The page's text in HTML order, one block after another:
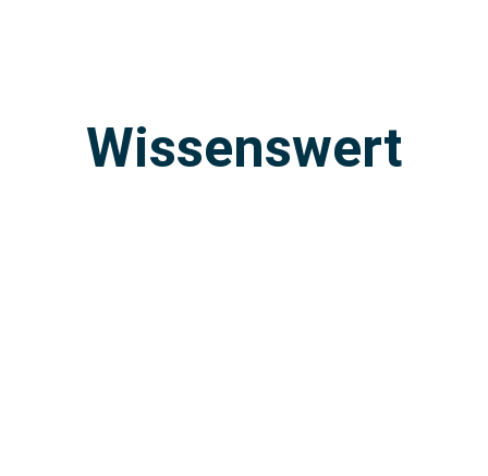
Wissenswert